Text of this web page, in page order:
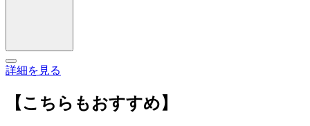
詳細を見る
【こちらもおすすめ】